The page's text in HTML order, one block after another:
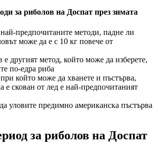
за риболов на Доспат през зимата
предпочитаните методи, падне ли
може да е с 10 кг повече от
е другият метод, който може да изберете,
по-едра риба
който може да хванете и пъстърва,
е скован от лед е най-предпочитаният
уловите предимно американска пъстърва
за риболов на Доспат